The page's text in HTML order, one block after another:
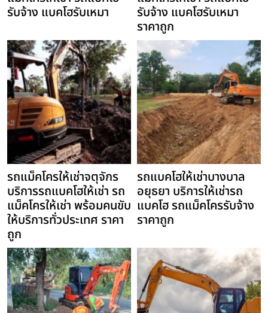
รับจ้าง แบคโฮรับเหมา
รับจ้าง แบคโฮรับเหมา
ราคาถูก
รถแม็คโครให้เช่าจตุจักร
บริการรถแบคโฮให้เช่า รถ
แม็คโครให้เช่า พร้อมคนขับ
ให้บริการทั่วประเทศ ราคา
ถูก
รถแบคโฮให้เช่าบางบาล
อยุธยา บริการให้เช่ารถ
แบคโฮ รถแม็คโครรับจ้าง
ราคาถูก